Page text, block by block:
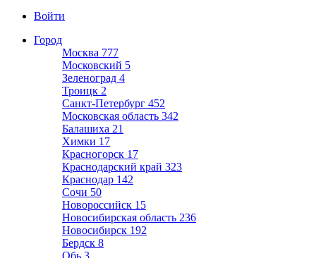
Войти
Город
Москва 777
Московский 5
Зеленоград 4
Троицк 2
Санкт-Петербург 452
Московская область 342
Балашиха 21
Химки 17
Красногорск 17
Краснодарский край 323
Краснодар 142
Сочи 50
Новороссийск 15
Новосибирская область 236
Новосибирск 192
Бердск 8
Обь 3